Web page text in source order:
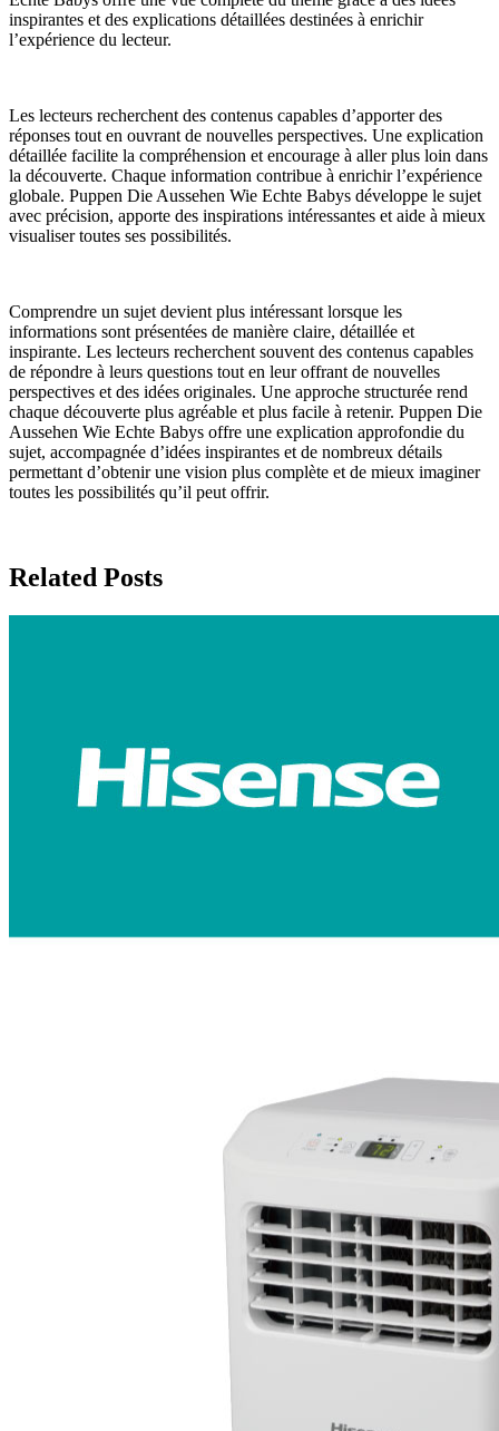
inspirantes et des explications détaillées destinées à enrichir
l’expérience du lecteur.
Les lecteurs recherchent des contenus capables d’apporter des
réponses tout en ouvrant de nouvelles perspectives. Une explication
détaillée facilite la compréhension et encourage à aller plus loin dans
la découverte. Chaque information contribue à enrichir l’expérience
globale. Puppen Die Aussehen Wie Echte Babys développe le sujet
avec précision, apporte des inspirations intéressantes et aide à mieux
visualiser toutes ses possibilités.
Comprendre un sujet devient plus intéressant lorsque les
informations sont présentées de manière claire, détaillée et
inspirante. Les lecteurs recherchent souvent des contenus capables
de répondre à leurs questions tout en leur offrant de nouvelles
perspectives et des idées originales. Une approche structurée rend
chaque découverte plus agréable et plus facile à retenir. Puppen Die
Aussehen Wie Echte Babys offre une explication approfondie du
sujet, accompagnée d’idées inspirantes et de nombreux détails
permettant d’obtenir une vision plus complète et de mieux imaginer
toutes les possibilités qu’il peut offrir.
Related Posts